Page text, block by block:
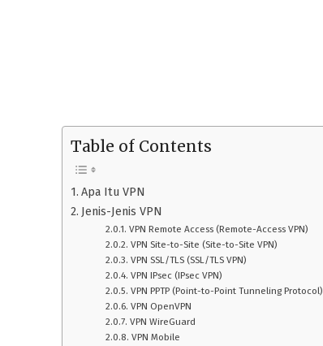
Table of Contents
Apa Itu VPN
Jenis-Jenis VPN
VPN Remote Access (Remote-Access VPN)
VPN Site-to-Site (Site-to-Site VPN)
VPN SSL/TLS (SSL/TLS VPN)
VPN IPsec (IPsec VPN)
VPN PPTP (Point-to-Point Tunneling Protocol)
VPN OpenVPN
VPN WireGuard
VPN Mobile